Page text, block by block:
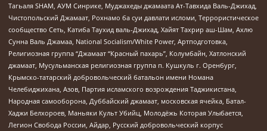
Тагьаля SHAM, АУМ Синрике, Муджахеды джамаата Ат-Тавхида Валь-Джихад,
Чистопольский Джамаат, Рохнамо ба суи давлати исломи, Террористическое
сообщество Сеть, Катиба Таухид валь-Джихад, Хайят Тахрир аш-Шам, Ахлю
Сунна Валь Джамаа, National Socialism/White Power, Артподготовка,
Религиозная группа “Джамаат “Красный пахарь”, Колумбайн, Хатлонский
джамаат, Мусульманская религиозная группа п. Кушкуль г. Оренбург,
Крымско-татарский добровольческий батальон имени Номана
Челебиджихана, Азов, Партия исламского возрождения Таджикистана,
Народная самооборона, Дуббайский джамаат, московская ячейка, Батал-
Хаджи Белхороев, Маньяки Культ Убийц, Молодёжь Которая Улыбается,
Легион Свобода России, Айдар, Русский добровольческий корпус